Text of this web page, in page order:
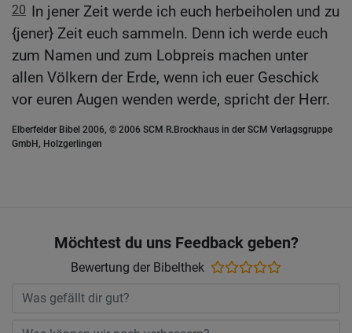
20 In jener Zeit werde ich euch herbeiholen und zu
{jener} Zeit euch sammeln. Denn ich werde euch
zum Namen und zum Lobpreis machen unter
allen Völkern der Erde, wenn ich euer Geschick
vor euren Augen wenden werde, spricht der Herr.
Elberfelder Bibel 2006, © 2006 SCM R.Brockhaus in der SCM Verlagsgruppe
GmbH, Holzgerlingen
Möchtest du uns Feedback geben?
Bewertung der Bibelthek